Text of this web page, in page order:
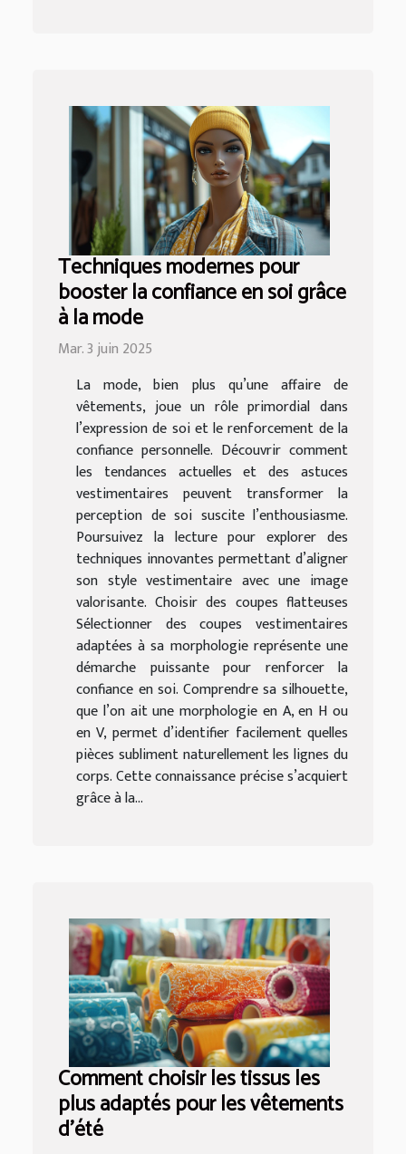
Techniques modernes pour
booster la confiance en soi grâce
à la mode
Mar. 3 juin 2025
La mode, bien plus qu’une affaire de
vêtements, joue un rôle primordial dans
l’expression de soi et le renforcement de la
confiance personnelle. Découvrir comment
les tendances actuelles et des astuces
vestimentaires peuvent transformer la
perception de soi suscite l’enthousiasme.
Poursuivez la lecture pour explorer des
techniques innovantes permettant d’aligner
son style vestimentaire avec une image
valorisante. Choisir des coupes flatteuses
Sélectionner des coupes vestimentaires
adaptées à sa morphologie représente une
démarche puissante pour renforcer la
confiance en soi. Comprendre sa silhouette,
que l’on ait une morphologie en A, en H ou
en V, permet d’identifier facilement quelles
pièces subliment naturellement les lignes du
corps. Cette connaissance précise s’acquiert
grâce à la...
Comment choisir les tissus les
plus adaptés pour les vêtements
d'été